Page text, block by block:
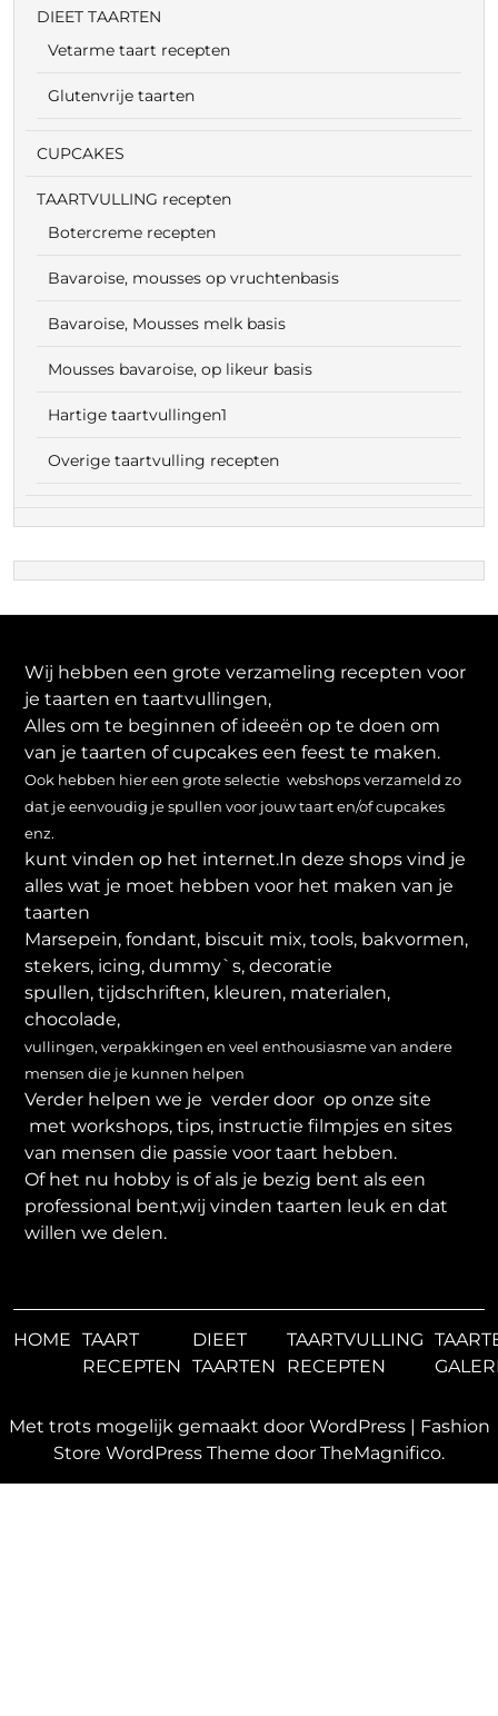
DIEET TAARTEN
Vetarme taart recepten
Glutenvrije taarten
CUPCAKES
TAARTVULLING recepten
Botercreme recepten
Bavaroise, mousses op vruchtenbasis
Bavaroise, Mousses melk basis
Mousses bavaroise, op likeur basis
Hartige taartvullingen1
Overige taartvulling recepten
Wij hebben een grote verzameling recepten voor
je taarten en taartvullingen,
Alles om te beginnen of ideeën op te doen om
van je taarten of cupcakes een feest te maken.
Ook hebben hier een grote selectie webshops verzameld zo
dat je eenvoudig je spullen voor jouw taart en/of cupcakes
enz.
kunt vinden op het internet.In deze shops vind je
alles wat je moet hebben voor het maken van je
taarten
Marsepein, fondant, biscuit mix, tools, bakvormen,
stekers, icing, dummy`s, decoratie
spullen, tijdschriften, kleuren, materialen,
chocolade,
vullingen, verpakkingen en veel enthousiasme van andere
mensen die je kunnen helpen
Verder helpen we je verder door op onze site
met workshops, tips, instructie filmpjes en sites
van mensen die passie voor taart hebben.
Of het nu hobby is of als je bezig bent als een
professional bent,wij vinden taarten leuk en dat
willen we delen.
HOME TAART
RECEPTEN
DIEET
TAARTEN
TAARTVULLING
RECEPTEN
Met trots mogelijk gemaakt door WordPress | Fashion
Store WordPress Theme door TheMagnifico.